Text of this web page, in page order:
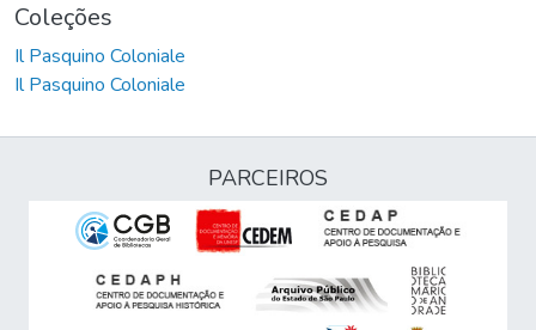
Coleções
Il Pasquino Coloniale
Il Pasquino Coloniale
PARCEIROS